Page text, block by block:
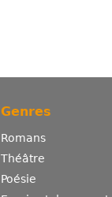
Genres
Romans
Théâtre
Poésie